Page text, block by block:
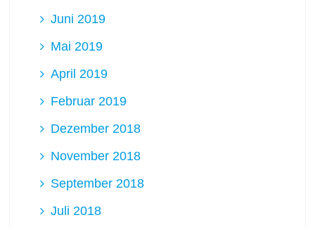
Juni 2019
Mai 2019
April 2019
Februar 2019
Dezember 2018
November 2018
September 2018
Juli 2018